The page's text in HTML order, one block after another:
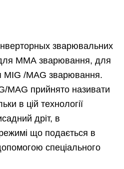
зварювальних
для ММА зварювання, для
MIG /MAG зварювання.
MAG прийнято називати
в цій технології
дріт, в
що подається в
спеціального